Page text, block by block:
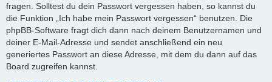
fragen. Solltest du dein Passwort vergessen haben, so kannst du
die Funktion „Ich habe mein Passwort vergessen“ benutzen. Die
phpBB-Software fragt dich dann nach deinem Benutzernamen und
deiner E-Mail-Adresse und sendet anschließend ein neu
generiertes Passwort an diese Adresse, mit dem du dann auf das
Board zugreifen kannst.